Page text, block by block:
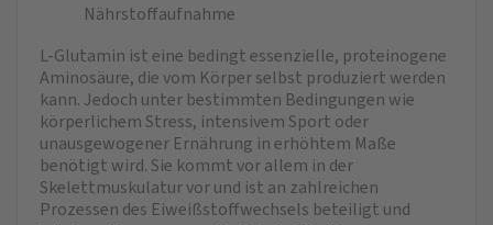
Nährstoffaufnahme
L-Glutamin ist eine bedingt essenzielle, proteinogene
Aminosäure, die vom Körper selbst produziert werden
kann. Jedoch unter bestimmten Bedingungen wie
körperlichem Stress, intensivem Sport oder
unausgewogener Ernährung in erhöhtem Maße
benötigt wird. Sie kommt vor allem in der
Skelettmuskulatur vor und ist an zahlreichen
Prozessen des Eiweißstoffwechsels beteiligt und